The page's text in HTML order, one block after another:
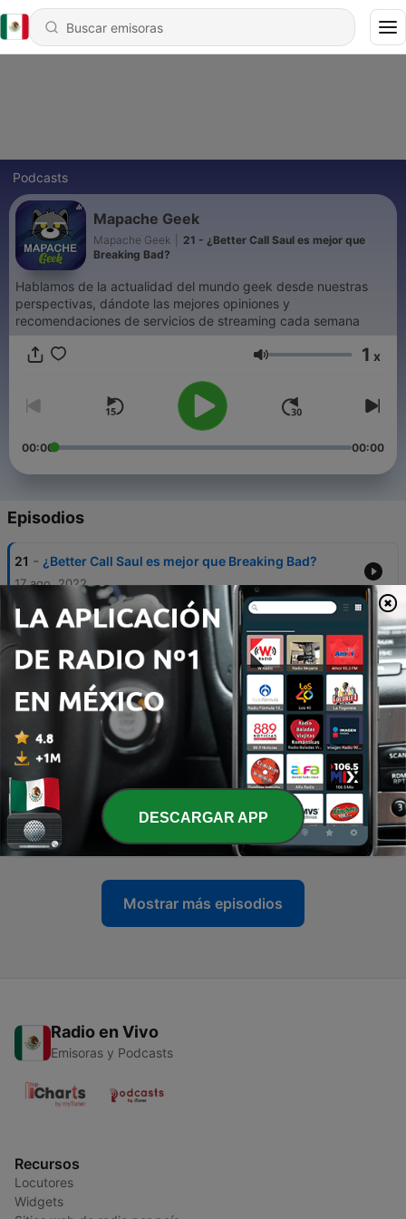
Podcasts
Mapache Geek
Mapache Geek
21 - ¿Better Call Saul es mejor que
Breaking Bad?
Hablamos de la actualidad del mundo geek desde nuestras
perspectivas, dándote las mejores opiniones y
recomendaciones de servicios de streaming cada semana
Volumen 1 x
00:00 00:00
Episodios
21 - ¿Better Call Saul es mejor que Breaking Bad?
17 ago. 2022
- ¿Cuál es la mejor película de Star Wars?
Dr Strange 2 es una decepción
11 mayo 2022
18 - ¡Netflix en la banca rota! ¿Será The Northman lo
mejor del año?
24 abr. 2022
- ¿Coda mejor película? ¿Will Smith inocente o
culpable? - Opinión
14 abr. 2022
Mostrar más episodios
Radio en Vivo
Emisoras y Podcasts
Recursos
Locutores
Widgets
DESCARGAR APP